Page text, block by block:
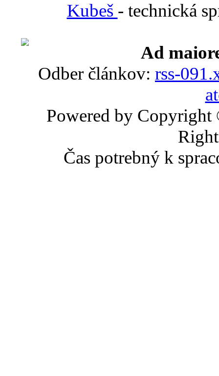
Kubeš - technická
Ad
Odber článkov: rss-
Powered by
Čas potrebný k